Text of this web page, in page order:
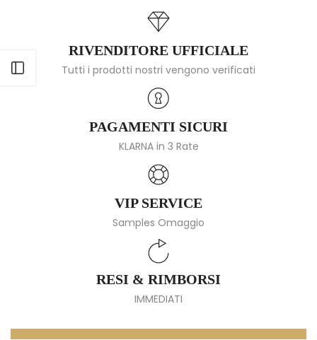
Apri barra laterale
RIVENDITORE UFFICIALE
Tutti i prodotti nostri vengono verificati
PAGAMENTI SICURI
KLARNA in 3 Rate
VIP SERVICE
Samples Omaggio
RESI & RIMBORSI
IMMEDIATI